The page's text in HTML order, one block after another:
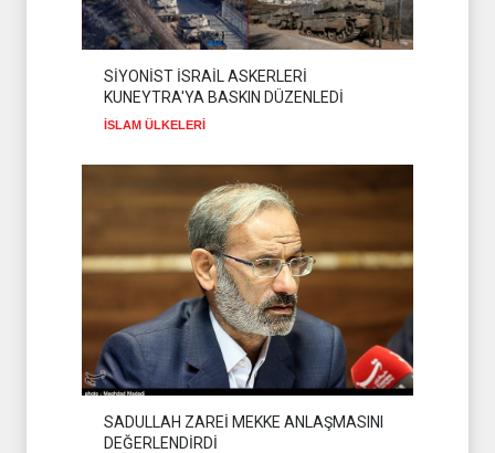
SİYONİST İSRAİL ASKERLERİ
KUNEYTRA'YA BASKIN DÜZENLEDİ
İSLAM ÜLKELERİ
SADULLAH ZAREİ MEKKE ANLAŞMASINI
DEĞERLENDİRDİ